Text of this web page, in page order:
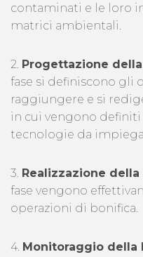
contaminati e le loro
matrici ambientali.
2. Progettazione
fase si definiscono gli
raggiungere e si
in cui vengono
tecnologie da
3. Realizzazione
fase vengono
operazioni di bonifica.
4. Monitoraggio della